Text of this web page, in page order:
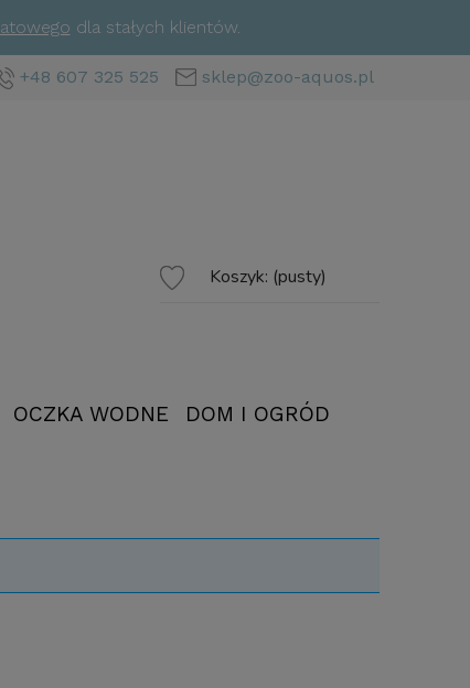
dla stałych klientów.
+48 607 325 525 sklep@zoo-aquos.pl
Koszyk: (pusty)
OCZKA WODNE DOM I OGRÓD